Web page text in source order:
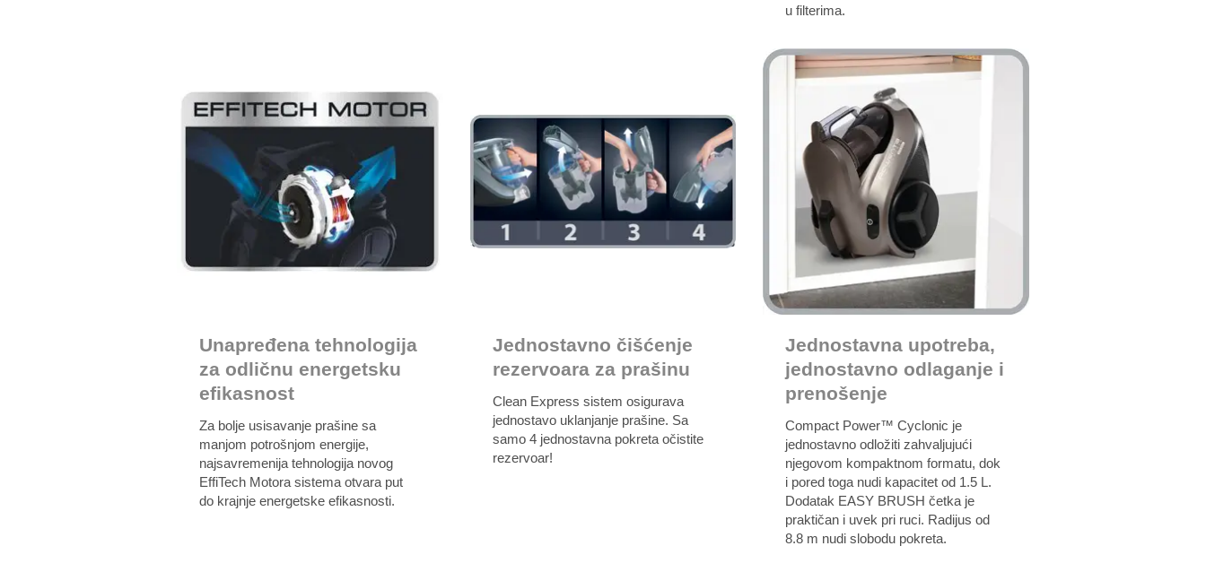
u filterima.
Unapređena tehnologija
za odličnu energetsku
efikasnost
Za bolje usisavanje prašine sa
manjom potrošnjom energije,
najsavremenija tehnologija novog
EffiTech Motora sistema otvara put
do krajnje energetske efikasnosti.
Jednostavno čišćenje
rezervoara za prašinu
Clean Express sistem osigurava
jednostavo uklanjanje prašine. Sa
samo 4 jednostavna pokreta očistite
rezervoar!
Jednostavna upotreba,
jednostavno odlaganje i
prenošenje
Compact Power™ Cyclonic je
jednostavno odložiti zahvaljujući
njegovom kompaktnom formatu, dok
i pored toga nudi kapacitet od 1.5 L.
Dodatak EASY BRUSH četka je
praktičan i uvek pri ruci. Radijus od
8.8 m nudi slobodu pokreta.